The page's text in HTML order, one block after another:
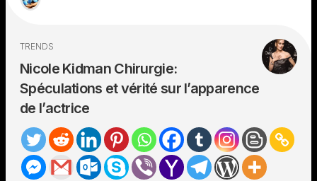
TRENDS
Nicole Kidman Chirurgie:
Spéculations et vérité sur l’apparence
de l’actrice